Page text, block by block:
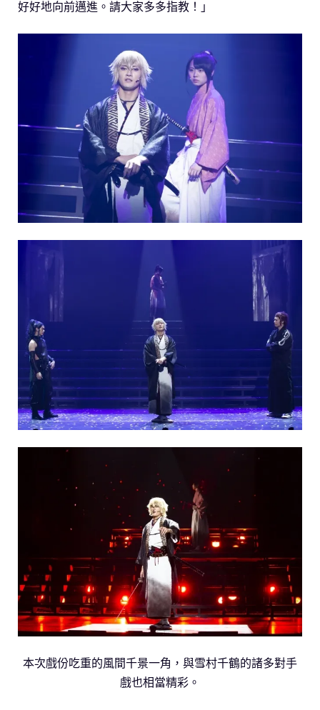
好好地向前邁進。請大家多多指教！」
本次戲份吃重的風間千景一角，與雪村千鶴的諸多對手
戲也相當精彩。